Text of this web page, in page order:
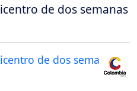
de dos semanas